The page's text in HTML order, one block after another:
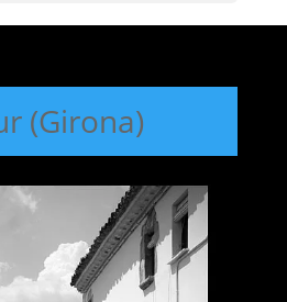
(Girona)